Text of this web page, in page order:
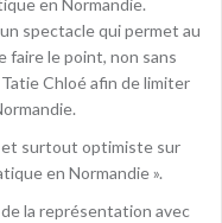
en Normandie.
spectacle qui permet au
faire le point, non sans
Chloé afin de limiter
et surtout optimiste sur
en Normandie ».
de la représentation avec